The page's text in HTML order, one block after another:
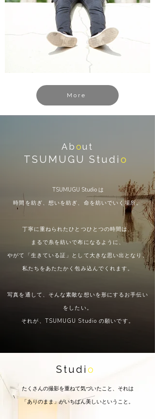
More
Ab out
TSUMUGU Studi o
TSUMUGU Studio は
時間を紡ぎ、想いを紡ぎ、命を紡いでいく場所。
丁寧に重ねられたひとつひとつの時間は、
まるで糸を紡いで布になるように、
やがて「生きている証」として大きな思い出となり、
私たちをあたたかく包み込んでくれます。
写真を通して、そんな素敵な想いを形にするお手伝い
をしたい。
それが、TSUMUGU Studio の願いです。
Studio
たくさんの撮影を重ねて気づいたこと、それは
「ありのまま」がいちばん美しいということ。